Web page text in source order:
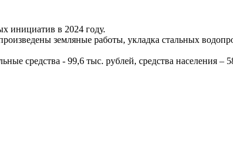
инициатив в 2024 году.
земляные работы, укладка стальных
средства - 99,6 тыс. рублей, средства населения –